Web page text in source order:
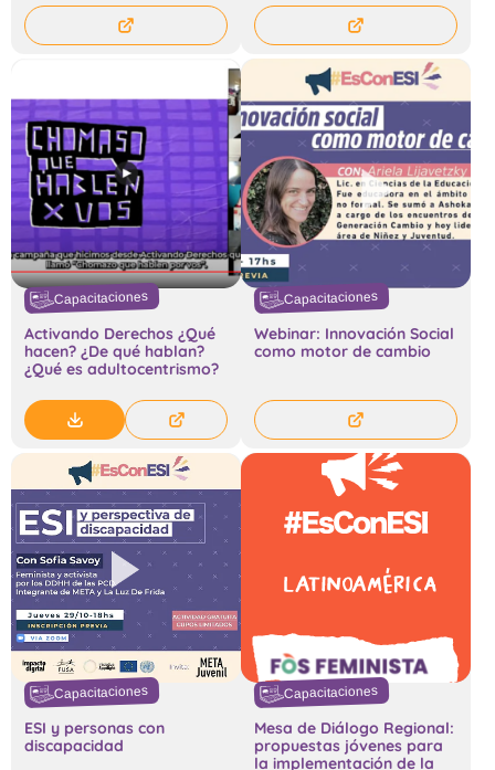
Capacitaciones
Activando Derechos ¿Qué
hacen? ¿De qué hablan?
¿Qué es adultocentrismo?
Capacitaciones
Webinar: Innovación Social
como motor de cambio
Capacitaciones
ESI y personas con
discapacidad
Capacitaciones
Mesa de Diálogo Regional:
propuestas jóvenes para
la implementación de la